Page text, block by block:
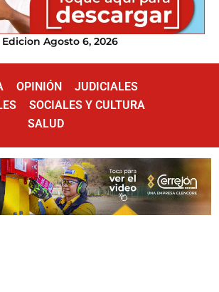
Edicion Agosto 6, 2026
OPINIÓN
JUDICIALES
SOCIALES Y CULTURA
SALUD